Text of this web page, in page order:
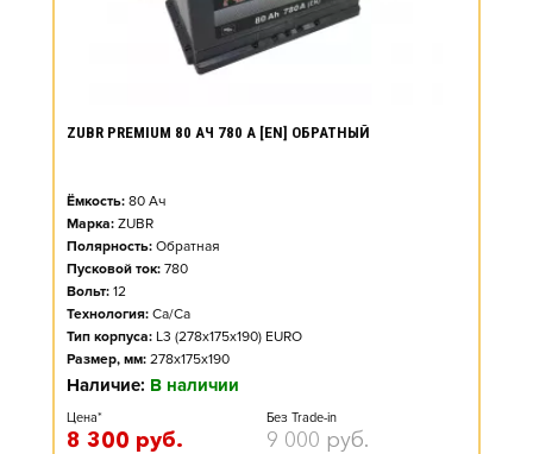
ZUBR PREMIUM 80 АЧ 780 А [EN] ОБРАТНЫЙ
Ёмкость: 80 Ач
Марка: ZUBR
Полярность: Обратная
Пусковой ток: 780
Вольт: 12
Технология: Ca/Ca
Тип корпуса: L3 (278x175x190) EURO
Размер, мм: 278x175x190
Наличие: В наличии
Цена*
8 300 руб.
Без Trade-in
9 000 руб.